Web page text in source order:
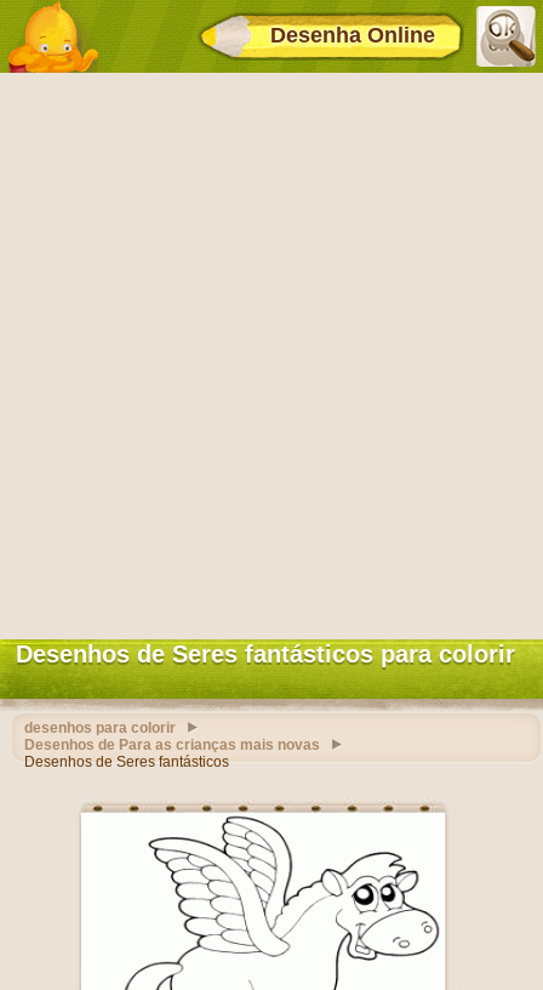
Desenha Online
Desenhos de Seres fantásticos para colorir
desenhos para colorir
Desenhos de Para as crianças mais novas
Desenhos de Seres fantásticos